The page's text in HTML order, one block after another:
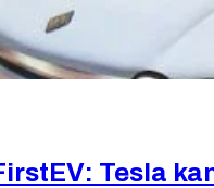
Tesla